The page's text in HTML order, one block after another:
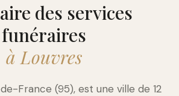
des services
funéraires
à Louvres
France (95), est une ville de 12